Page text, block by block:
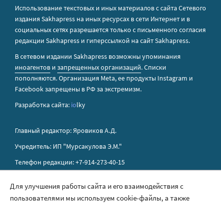
Использование текстовых и иных материалов с сайта Сетевого
издания Sakhapress на иных ресурсах в сети Интернет и в
социальных сетях разрешается только с письменного согласия
редакции Sakhapress и гиперссылкой на сайт Sakhapress.
В сетевом издании Sakhapress возможны упоминания
иноагентов и запрещенных организаций. Списки
пополняются. Организация Metа, ее продукты Instagram и
Facebook запрещены в РФ за экстремизм.
Разработка сайта: iolky
Главный редактор: Яровиков А.Д.
Учредитель: ИП "Мурсакулова Э.М."
Телефон редакции: +7-914-273-40-15
Правила сайта
Для улучшения работы сайта и его взаимодействия с
пользователями мы используем cookie-файлы, а также